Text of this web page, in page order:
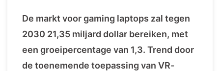
De markt voor gaming laptops zal tegen
2030 21,35 miljard dollar bereiken, met
een groeipercentage van 1,3. Trend door
de toenemende toepassing van VR-